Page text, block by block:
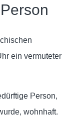
ein vermuteter
Person,
wohnhaft.